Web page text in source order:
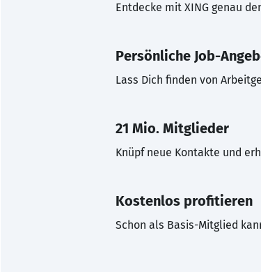
Entdecke mit XING genau
Persönliche Job-
Lass Dich finden von
21 Mio. Mitglieder
Knüpf neue Kontakte und
Kostenlos profitieren
Schon als Basis-Mitglied